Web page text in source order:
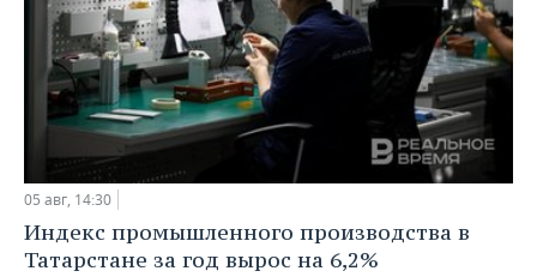
05 авг, 14:30
Индекс промышленного производства в
Татарстане за год вырос на 6,2%